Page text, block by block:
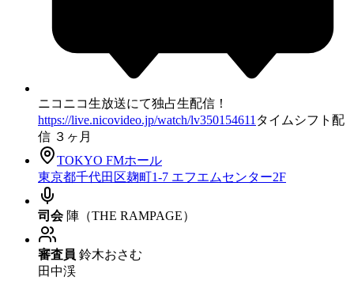
ニコニコ生放送にて独占生配信！
https://live.nicovideo.jp/watch/lv350154611 タイムシフト配
信 ３ヶ月
TOKYO FMホール
東京都千代田区麹町1-7 エフエムセンター2F
司会陣（THE RAMPAGE）
審査員 鈴木おさむ
田中渓